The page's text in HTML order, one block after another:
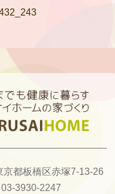
京都板橋区赤塚7-13-26
03-3930-2247